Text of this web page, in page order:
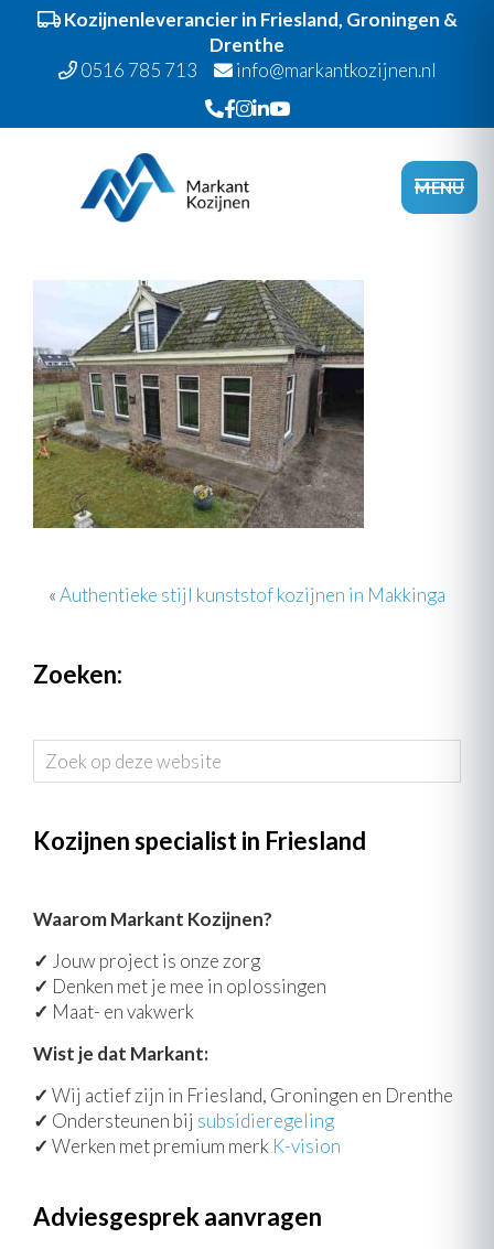
Kozijnenleverancier in Friesland, Groningen &
Drenthe
0516 785 713
info@markantkozijnen.nl
hoofdnavigatie
hoofd
MENU
«Authentieke stijl kunststof kozijnen in Makkinga
Zoeken:
Zoek
op
website
Kozijnen specialist in Friesland
Waarom Markant Kozijnen?
✓ Jouw project is onze zorg
✓ Denken met je mee in oplossingen
✓ Maat- en vakwerk
Wist je dat Markant:
✓ Wij actief zijn in Friesland, Groningen en Drenthe
✓ Ondersteunen bij subsidieregeling
✓ Werken met premium merk K-vision
Adviesgesprek aanvragen